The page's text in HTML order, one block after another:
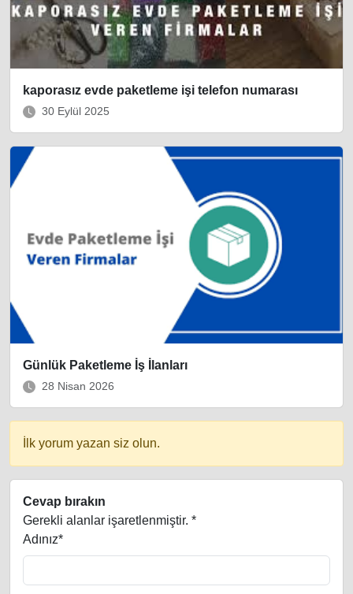
kaporasız evde paketleme işi telefon numarası
30 Eylül 2025
Günlük Paketleme İş İlanları
28 Nisan 2026
İlk yorum yazan siz olun.
Cevap bırakın
Gerekli alanlar işaretlenmiştir. *
Adınız*